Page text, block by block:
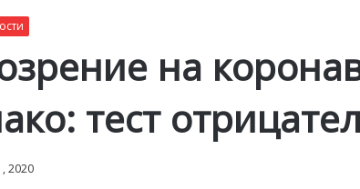
на
тест
2020